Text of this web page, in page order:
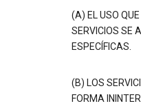
(A) EL USO
SERVICIOS SE
ESPECÍFICAS.
(B) LOS
FORMA